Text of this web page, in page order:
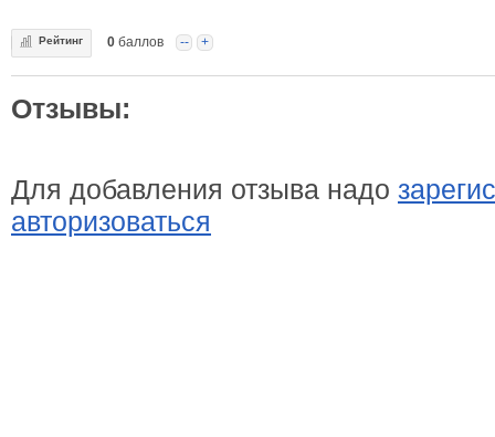
Рейтинг 0 баллов -- +
Отзывы:
Для добавления отзыва надо
авторизоваться